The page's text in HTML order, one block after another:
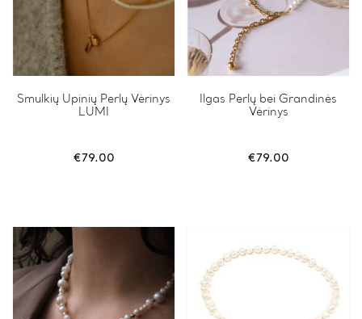
Smulkių Upinių Perlų Vėrinys
LUMI
€79.00
Ilgas Perlų bei Grandinės
Vėrinys
€79.00